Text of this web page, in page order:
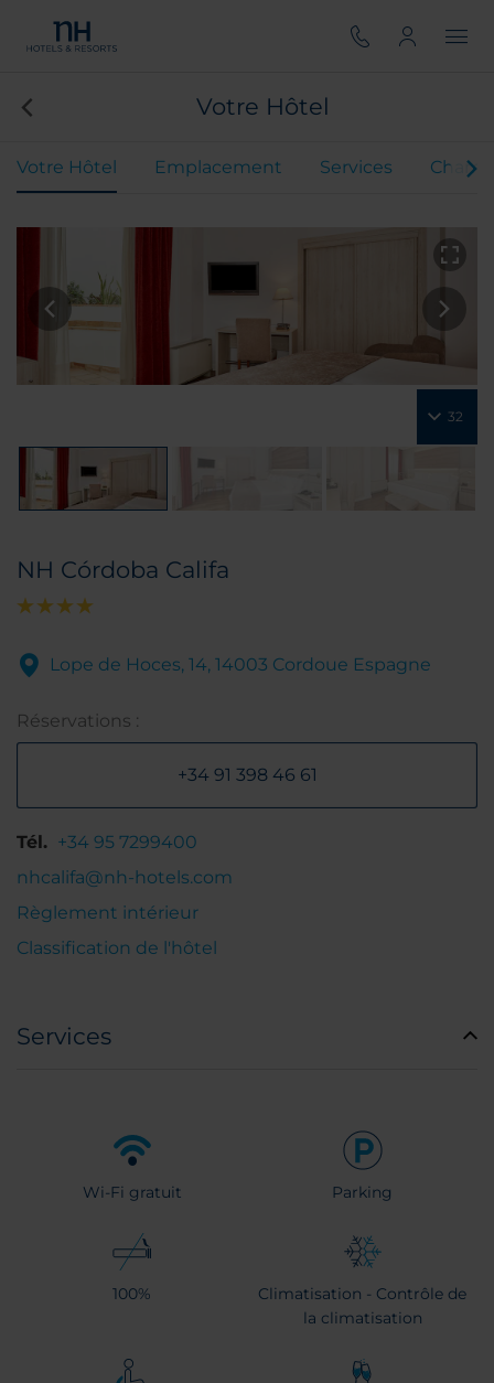
Votre Hôtel
Votre Hôtel Emplacement Services
32
NH Córdoba Califa
Lope de Hoces, 14, 14003 Cordoue Espagne
Réservations :
+34 91 398 46 61
Tél. +34 95 7299400
nhcalifa@nh-hotels.com
Règlement intérieur
Classification de l'hôtel
Services
Wi-Fi gratuit Parking
100%
Climatisation - Contrôle de
la climatisation